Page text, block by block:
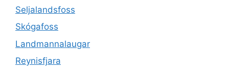
Seljalandsfoss
Skógafoss
Landmannalaugar
Reynisfjara